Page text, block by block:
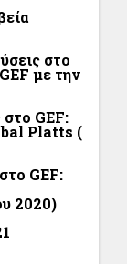
στο
με την
GEF:
Platts (
GEF:
2020)